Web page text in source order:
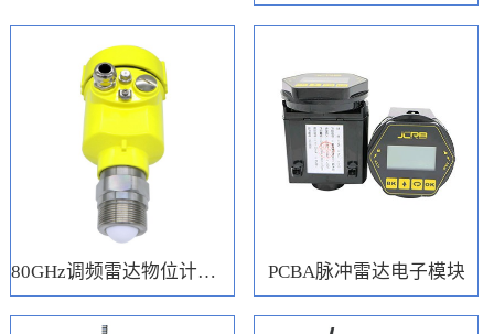
80GHz调频雷达物位计（RBRD71） PCBA脉冲雷达电子模块